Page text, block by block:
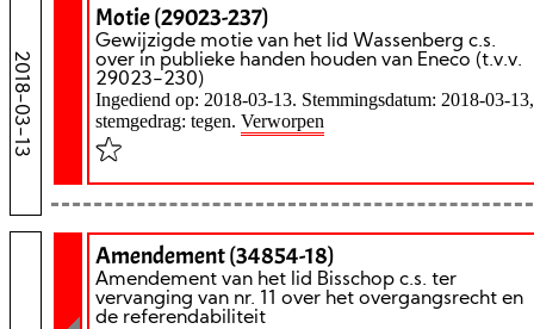
2018-03-13
Motie (29023-237)
Gewijzigde motie van het lid Wassenberg c.s.
over in publieke handen houden van Eneco (t.v.v.
29023-230)
Ingediend op: 2018-03-13. Stemmingsdatum: 2018-03-13,
stemgedrag: tegen. Verworpen
Amendement (34854-18)
Amendement van het lid Bisschop c.s. ter
vervanging van nr. 11 over het overgangsrecht en
de referendabiliteit